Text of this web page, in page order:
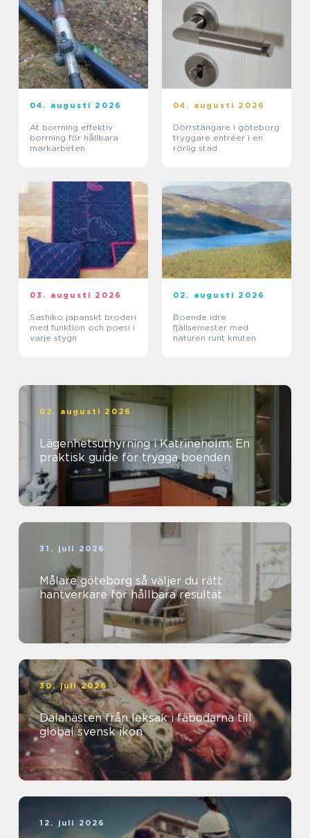
04. augusti 2026
At borrning effektiv
borrning för hållbara
markarbeten
04. augusti 2026
Dörrstängare i göteborg
tryggare entréer i en
rörlig stad
03. augusti 2026
Sashiko japanskt broderi
med funktion och poesi i
varje stygn
02. augusti 2026
Boende idre
fjällsemester med
naturen runt knuten
02. augusti 2026
Lägenhetsuthyrning i Katrineholm: En
praktisk guide för trygga boenden
31. juli 2026
Målare göteborg så väljer du rätt
hantverkare för hållbara resultat
30. juli 2026
Dalahästen från leksak i fäbodarna till
global svensk ikon
12. juli 2026